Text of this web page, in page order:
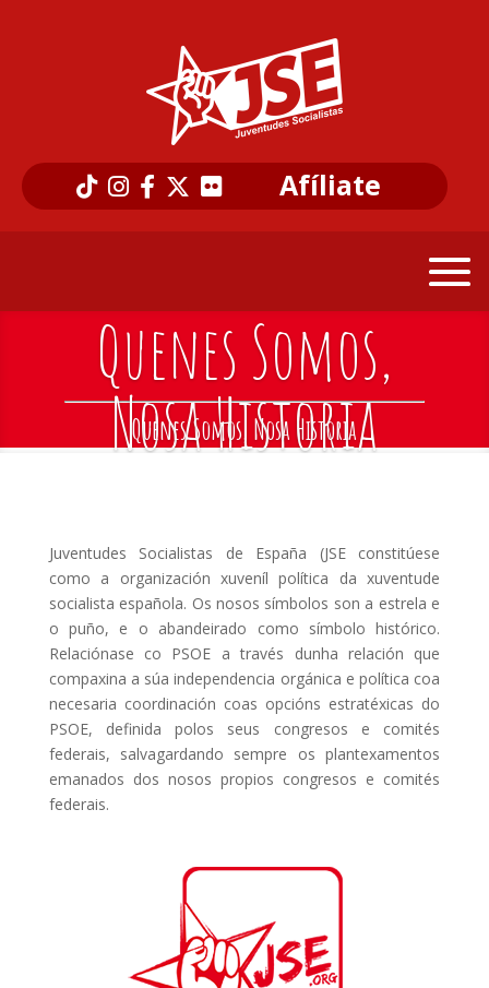
Afíliate
Quenes Somos,
Nosa Historia
Quenes Somos, Nosa Historia
Juventudes Socialistas de España (JSE constitúese
como a organización xuveníl política da xuventude
socialista española. Os nosos símbolos son a estrela e
o puño, e o abandeirado como símbolo histórico.
Relaciónase co PSOE a través dunha relación que
compaxina a súa independencia orgánica e política coa
necesaria coordinación coas opcións estratéxicas do
PSOE, definida polos seus congresos e comités
federais, salvagardando sempre os plantexamentos
emanados dos nosos propios congresos e comités
federais.